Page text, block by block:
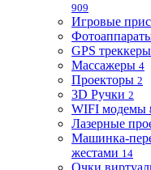
909
Игровые
GPS треккеры
Массажеры 4
Проекторы 2
3D Ручки 2
WIFI модемы
Лазерные
Машинка-
жестами 14
Очки